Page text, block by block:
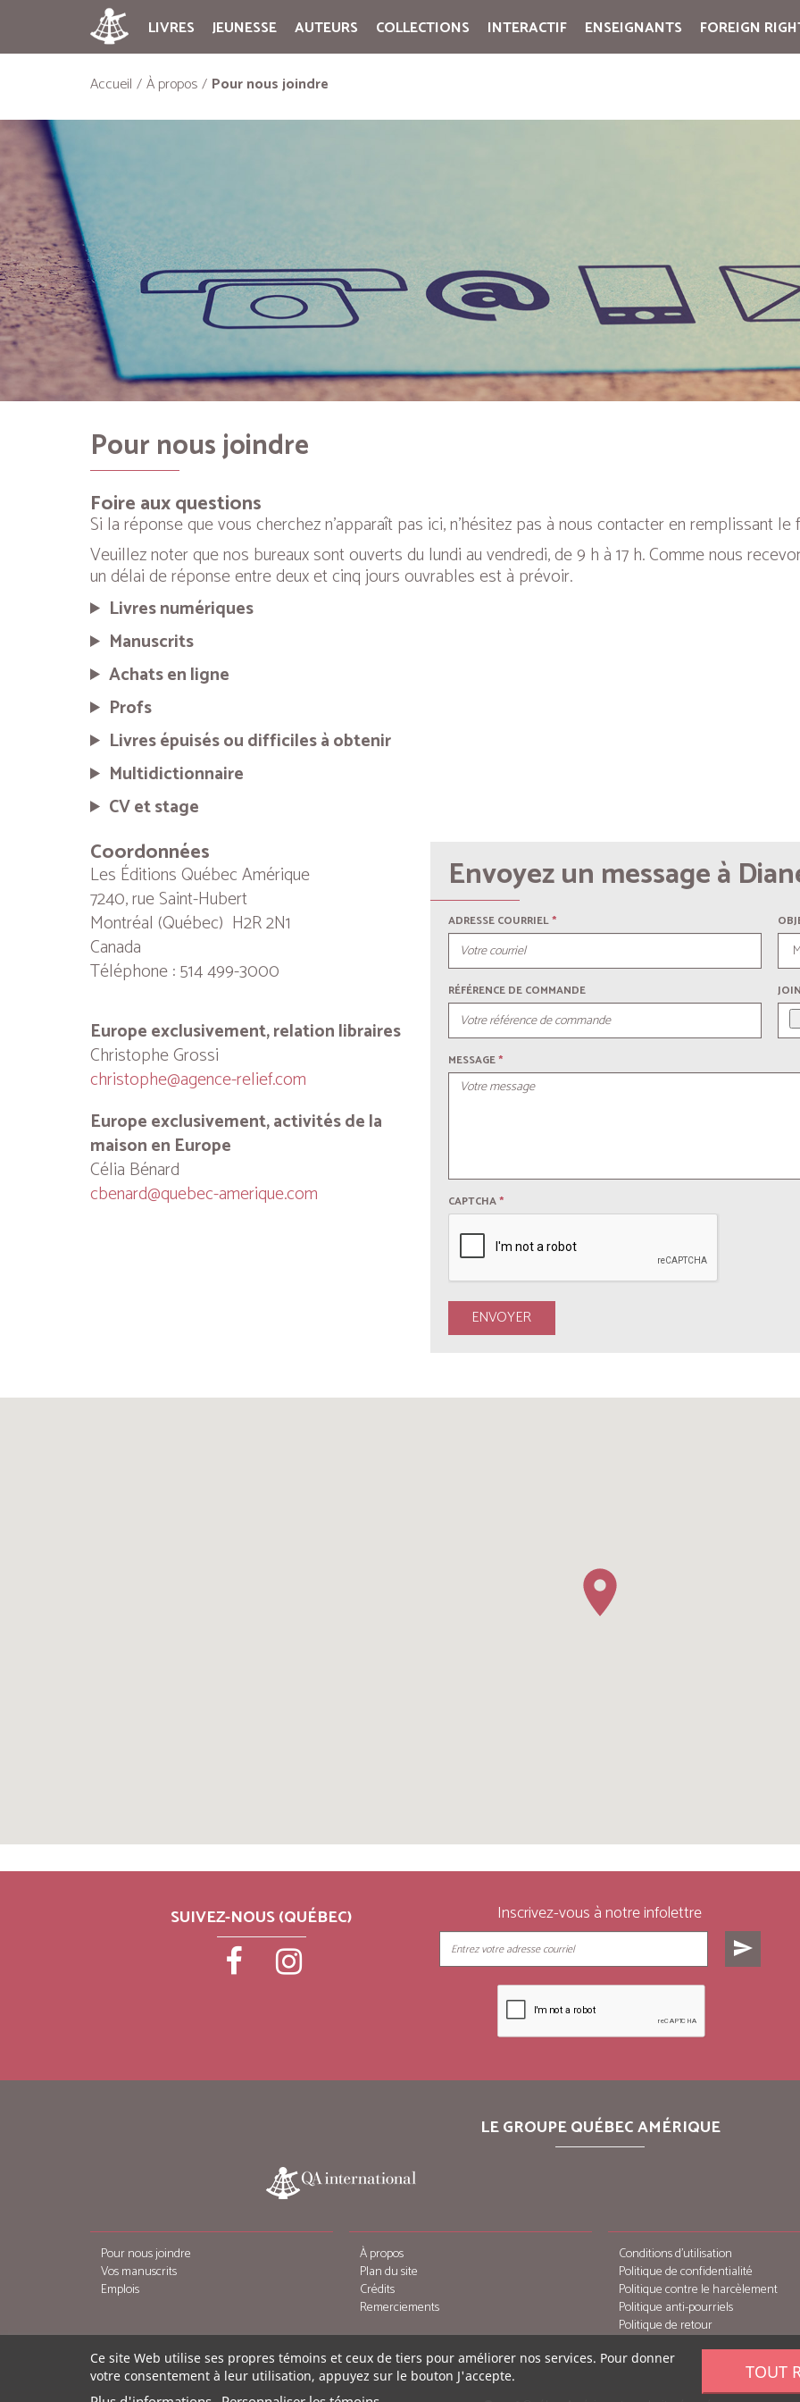
LIVRES JEUNESSE AUTEURS COLLECTIONS INTERACTIF ENSEIGNANTS FOREIGN
Accueil À propos Pour nous joindre
Pour nous joindre
Foire aux questions
Si la réponse que vous cherchez n’apparaît pas ici, n’hésitez pas à nous contacter en remplissant le
Veuillez noter que nos bureaux sont ouverts du lundi au vendredi, de 9 h à 17 h. Comme nous
un délai de réponse entre deux et cinq jours ouvrables est à prévoir.
Livres numériques
Manuscrits
Achats en ligne
Profs
Livres épuisés ou difficiles à obtenir
Multidictionnaire
CV et stage
Coordonnées
Les Éditions Québec Amérique
7240, rue Saint-Hubert
Montréal (Québec) H2R 2N1
Canada
Téléphone : 514 499-3000
Europe exclusivement, relation libraires
Christophe Grossi
christophe@agence-relief.com
Europe exclusivement, activités de la
maison en Europe
Célia Bénard
cbenard@quebec-amerique.com
Envoyez un message à
ADRESSE COURRIEL*
RÉFÉRENCE DE COMMANDE
MESSAGE*
CAPTCHA*
ENVOYER
SUIVEZ-NOUS (QUÉBEC) Inscrivez-vous à notre infolettre
send
LE GROUPE QUÉBEC AMÉRIQUE
Pour nous joindre
Vos manuscrits
Emplois
À propos
Plan du site
Crédits
Remerciements
Conditions d’utilisation
Politique de confidentialité
Politique contre le harcèlement
Politique anti-pourriels
Politique de retour
Ce site Web utilise ses propres témoins et ceux de tiers pour améliorer nos services. Pour donner
votre consentement à leur utilisation, appuyez sur le bouton J'accepte.
TOUT